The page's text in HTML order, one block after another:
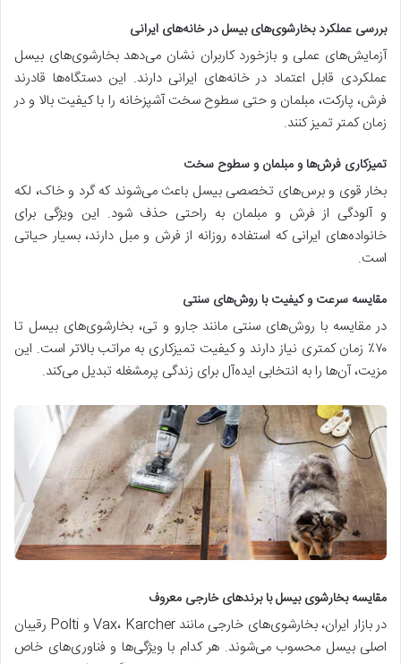
بررسی عملکرد بخارشوی‌های بیسل در خانه‌های ایرانی
آزمایش‌های عملی و بازخورد کاربران نشان می‌دهد بخارشوی‌های بیسل
عملکردی قابل اعتماد در خانه‌های ایرانی دارند. این دستگاه‌ها قادرند
فرش، پارکت، مبلمان و حتی سطوح سخت آشپزخانه را با کیفیت بالا و در
زمان کمتر تمیز کنند.
تمیزکاری فرش‌ها و مبلمان و سطوح سخت
بخار قوی و برس‌های تخصصی بیسل باعث می‌شوند که گرد و خاک، لکه
و آلودگی از فرش و مبلمان به راحتی حذف شود. این ویژگی برای
خانواده‌های ایرانی که استفاده روزانه از فرش و مبل دارند، بسیار حیاتی
است.
مقایسه سرعت و کیفیت با روش‌های سنتی
در مقایسه با روش‌های سنتی مانند جارو و تی، بخارشوی‌های بیسل تا
۷۰٪ زمان کمتری نیاز دارند و کیفیت تمیزکاری به مراتب بالاتر است. این
مزیت، آن‌ها را به انتخابی ایده‌آل برای زندگی پرمشغله تبدیل می‌کند.
مقایسه بخارشوی بیسل با برندهای خارجی معروف
در بازار ایران، بخارشوی‌های خارجی مانند Vax، Karcher و Polti رقیبان
اصلی بیسل محسوب می‌شوند. هر کدام با ویژگی‌ها و فناوری‌های خاص